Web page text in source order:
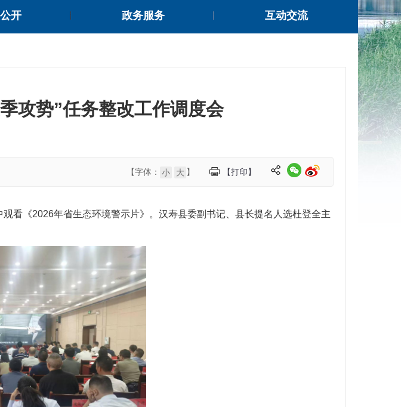
开 政务服务 互动交流
攻势”任务整改工作调度会
【打印】
【字体： 小 大 】
看《2026年省生态环境警示片》。汉寿县委副书记、县长提名人选杜登全主